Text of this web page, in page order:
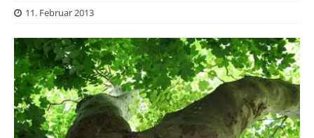
11. Februar 2013